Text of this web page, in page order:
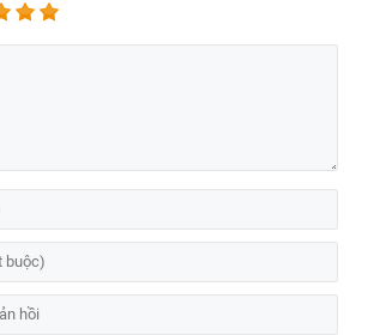
vỏ iPhone Air uy tín tại
iPhone Air và thời gian thực hiện